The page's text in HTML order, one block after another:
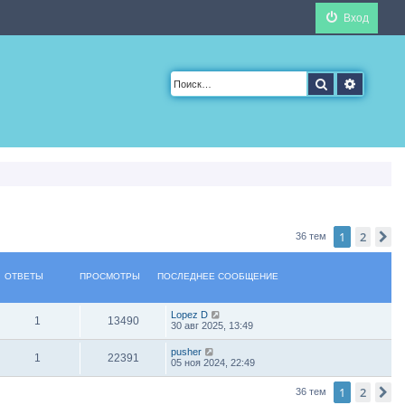
Вход
Поиск
36 тем 1 2
ОТВЕТЫ ПРОСМОТРЫ ПОСЛЕДНЕЕ СООБЩЕНИЕ
1 13490
Lopez D
30 авг 2025, 13:49
1 22391
pusher
05 ноя 2024, 22:49
36 тем 1 2